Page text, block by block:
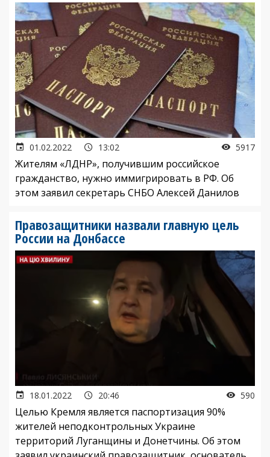
01.02.2022 13:02 5917
Жителям «ЛДНР», получившим российское
гражданство, нужно иммигрировать в РФ. Об
этом заявил секретарь СНБО Алексей Данилов
Правозащитники назвали главную цель
России на Донбассе
18.01.2022 20:46 590
Целью Кремля является паспортизация 90%
жителей неподконтрольных Украине
территорий Луганщины и Донетчины. Об этом